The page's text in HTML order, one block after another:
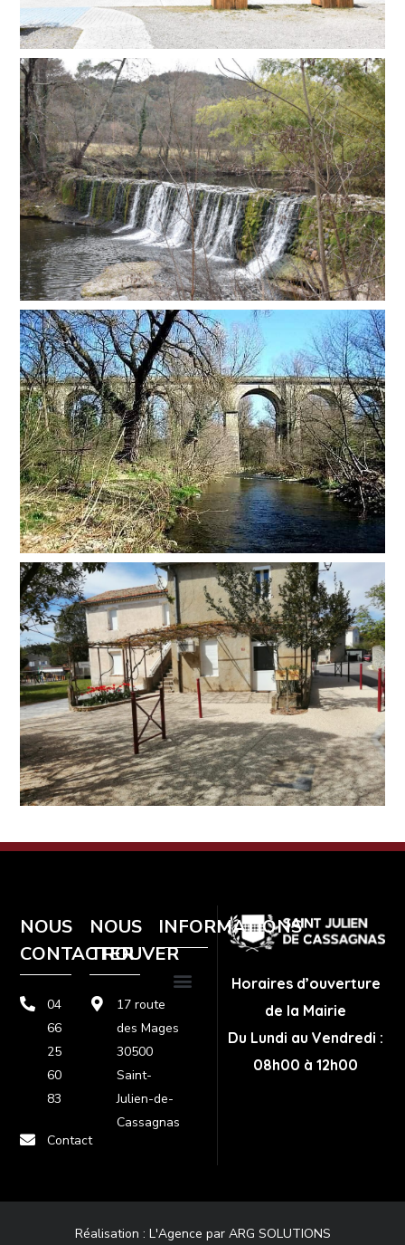
NOUS
CONTACTER
04
66
25
60
83
Contact
NOUS
TROUVER
17 route
des Mages
30500
Saint-
Julien-de-
Cassagnas
INFORMATIONS
Horaires d’ouverture
de la Mairie
Du Lundi au Vendredi :
08h00 à 12h00
Réalisation : L'Agence par ARG SOLUTIONS